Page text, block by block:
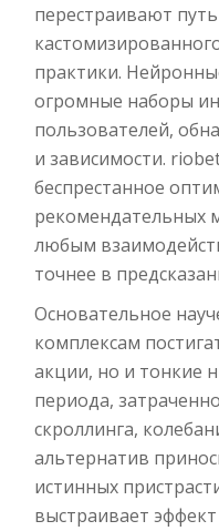
перестраивают
практики.
огромные наборы
пользователей,
и зависимости.
беспрестанное
рекомендательных
любым
точнее в
Основательное
комплексам
акции, но и тонкие
периода,
скроллинга,
альтернатив
истинных
выстраивает